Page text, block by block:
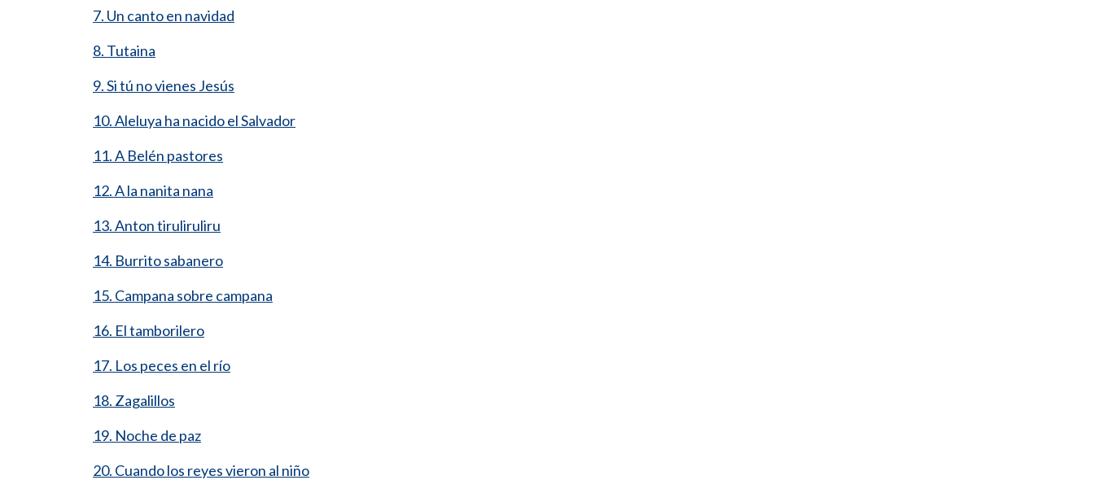
7. Un canto en navidad
8. Tutaina
9. Si tú no vienes Jesús
10. Aleluya ha nacido el Salvador
11. A Belén pastores
12. A la nanita nana
13. Anton tiruliruliru
14. Burrito sabanero
15. Campana sobre campana
16. El tamborilero
17. Los peces en el río
18. Zagalillos
19. Noche de paz
20. Cuando los reyes vieron al niño